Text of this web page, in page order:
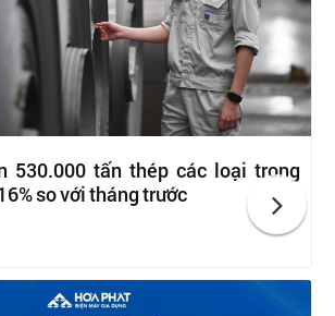
530.000 tấn thép các loại trong
so với tháng trước